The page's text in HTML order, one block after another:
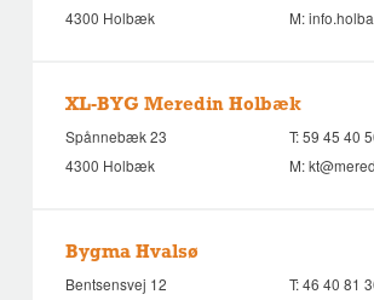
4300 Holbæk
M:
XL-BYG Meredin Holbæk
Spånnebæk 23
4300 Holbæk
T:59 45 40
M:
Bygma Hvalsø
Bentsensvej 12
T:46 40 81